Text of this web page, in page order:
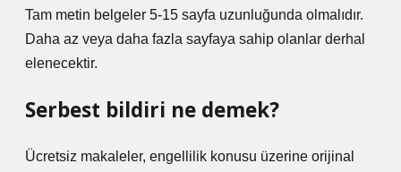
Tam metin belgeler 5-15 sayfa uzunluğunda olmalıdır.
Daha az veya daha fazla sayfaya sahip olanlar derhal
elenecektir.
Serbest bildiri ne demek?
Ücretsiz makaleler, engellilik konusu üzerine orijinal